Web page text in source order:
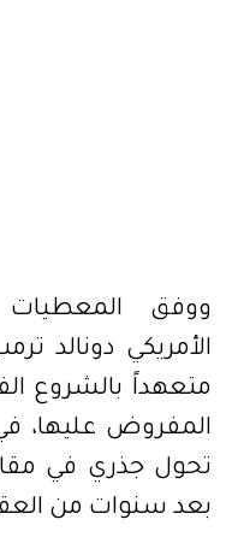
ووفق المعطيات
الأمريكي دونالد
متعهداً بالشروع
المفروض عليها،
تحول جذري في
بعد سنوات من